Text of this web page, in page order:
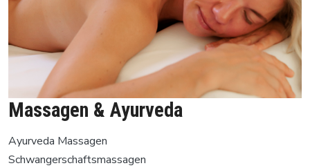
Massagen & Ayurveda
Ayurveda Massagen
Schwangerschaftsmassagen